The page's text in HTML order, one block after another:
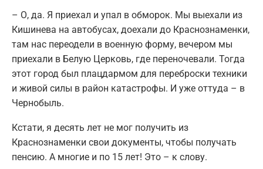
– О, да. Я приехал и упал в обморок. Мы выехали из
Кишинева на автобусах, доехали до Краснознаменки,
там нас переодели в военную форму, вечером мы
приехали в Белую Церковь, где переночевали. Тогда
этот город был плацдармом для переброски техники
и живой силы в район катастрофы. И уже оттуда – в
Чернобыль.
Кстати, я десять лет не мог получить из
Краснознаменки свои документы, чтобы получать
пенсию. А многие и по 15 лет! Это – к слову.